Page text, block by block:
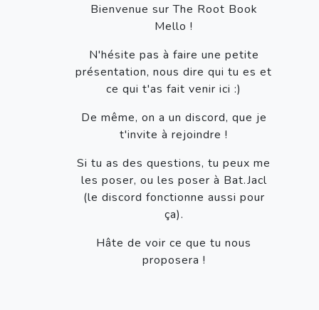
Bienvenue sur The Root Book
Mello !
N'hésite pas à faire une petite
présentation, nous dire qui tu es et
ce qui t'as fait venir ici :)
De même, on a un discord, que je
t'invite à rejoindre !
Si tu as des questions, tu peux me
les poser, ou les poser à Bat.Jacl
(le discord fonctionne aussi pour
ça).
Hâte de voir ce que tu nous
proposera !